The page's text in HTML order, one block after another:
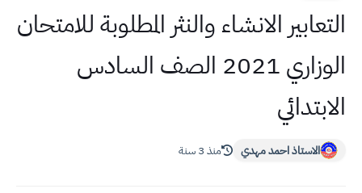
التعابير الانشاء والنثر المطلوبة للامتحان
الوزاري 2021 الصف السادس
الابتدائي
الاستاذ احمد مهدي منذ 3 سنة